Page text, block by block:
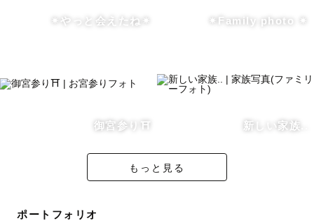
お子様が楽しんでいただき、それを見てパパママも楽しん
したいと考えています！٩( 'ω' )و
｢日常に埋もれている幸せ｣
｢その瞬間を特別な宝物に｣
｢今のお子様の表情や仕草は今だけ」
✴︎やっと会えたね✴︎ ✴︎Family photo ✴︎
御宮参り⛩️ 新しい家族..
もっと見る
ポートフォリオ